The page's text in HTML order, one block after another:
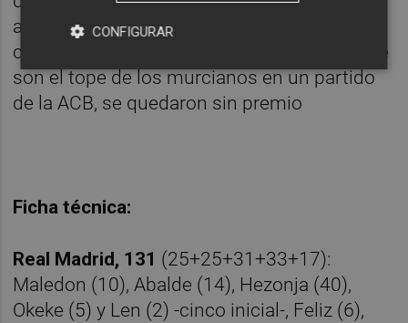
acabó la gasolina y el 131-123 fue un gran
castigo a sus méritos. Esos 123 puntos, que
son el tope de los murcianos en un partido
de la ACB, se quedaron sin premio
Ficha técnica:
Real Madrid, 131 (25+25+31+33+17):
Maledon (10), Abalde (14), Hezonja (40),
Okeke (5) y Len (2) -cinco inicial-, Feliz (6),
CONFIGURAR